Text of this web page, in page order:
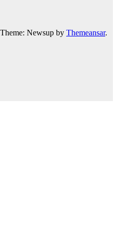
Theme: Newsup by Themeansar.